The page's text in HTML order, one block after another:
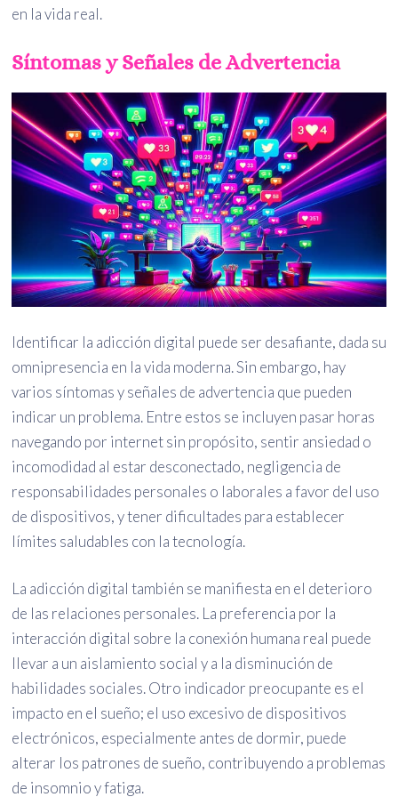
en la vida real.
Síntomas y Señales de Advertencia
Identificar la adicción digital puede ser desafiante, dada su
omnipresencia en la vida moderna. Sin embargo, hay
varios síntomas y señales de advertencia que pueden
indicar un problema. Entre estos se incluyen pasar horas
navegando por internet sin propósito, sentir ansiedad o
incomodidad al estar desconectado, negligencia de
responsabilidades personales o laborales a favor del uso
de dispositivos, y tener dificultades para establecer
límites saludables con la tecnología.
La adicción digital también se manifiesta en el deterioro
de las relaciones personales. La preferencia por la
interacción digital sobre la conexión humana real puede
llevar a un aislamiento social y a la disminución de
habilidades sociales. Otro indicador preocupante es el
impacto en el sueño; el uso excesivo de dispositivos
electrónicos, especialmente antes de dormir, puede
alterar los patrones de sueño, contribuyendo a problemas
de insomnio y fatiga.